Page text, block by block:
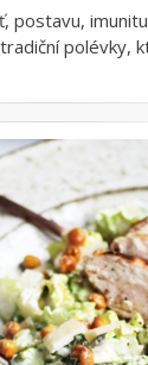
postavu,
polévky,